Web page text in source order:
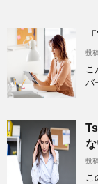
投
バ
投
こ